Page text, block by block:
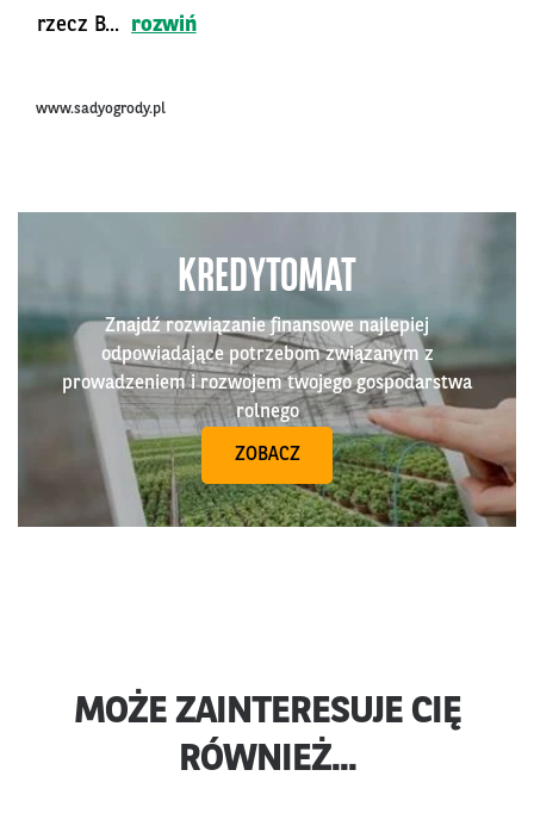
rzecz B...
rozwiń
www.sadyogrody.pl
KREDYTOMAT
Znajdź rozwiązanie finansowe najlepiej
odpowiadające potrzebom związanym z
prowadzeniem i rozwojem twojego gospodarstwa
rolnego
ZOBACZ
MOŻE ZAINTERESUJE CIĘ
RÓWNIEŻ...